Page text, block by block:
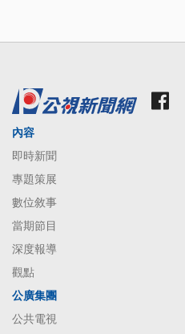
內容
即時新聞
專題策展
數位敘事
當期節目
深度報導
觀點
公廣集團
公共電視